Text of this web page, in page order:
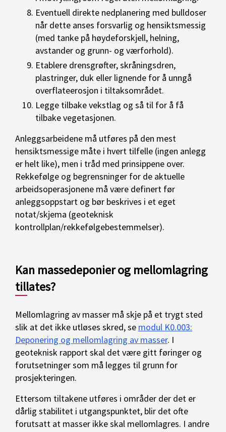
Eventuell direkte nedplanering med bulldoser
når dette anses forsvarlig og hensiktsmessig
(med tanke på høydeforskjell, helning,
avstander og grunn- og værforhold).
Etablere drensgrøfter, skråningsdren,
plastringer, duk eller lignende for å unngå
overflateerosjon i tiltaksområdet.
Legge tilbake vekstlag og så til for å få
tilbake vegetasjonen.
Anleggsarbeidene må utføres på den mest
hensiktsmessige måte i hvert tilfelle (ingen anlegg
er helt like), men i tråd med prinsippene over.
Rekkefølge og begrensninger for de aktuelle
arbeidsoperasjonene må være definert før
anleggsoppstart og bør beskrives i et eget
notat/skjema (geoteknisk
kontrollplan/rekkefølgebestemmelser).
Kan massedeponier og mellomlagring
tillates?
Mellomlagring av masser må skje på et trygt sted
slik at det ikke utløses skred, se modul K0.003:
Deponering og mellomlagring av masser. I
geoteknisk rapport skal det være gitt føringer og
forutsetninger som må legges til grunn for
prosjekteringen.
Ettersom tiltakene utføres i områder der det er
dårlig stabilitet i utgangspunktet, blir det ofte
forutsatt at masser ikke skal mellomlagres. I andre